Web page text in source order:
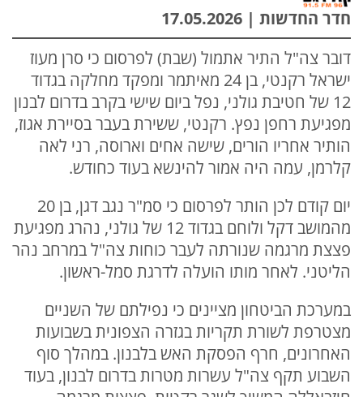
חדר החדשות | 17.05.2026
דובר צה"ל התיר אתמול (שבת) לפרסום כי סרן מעוז
ישראל רקנטי, בן 24 מאיתמר ומפקד מחלקה בגדוד
12 של חטיבת גולני, נפל ביום שישי בקרב בדרום לבנון
מפגיעת רחפן נפץ. רקנטי, ששירת בעבר בסיירת אגוז,
הותיר אחריו הורים, שישה אחים וארוסה, רני לאה
קלרמן, עמה היה אמור להינשא בעוד כחודש.
יום קודם לכן הותר לפרסום כי סמ"ר נגב דגן, בן 20
מהמושב דקל ולוחם בגדוד 12 של גולני, נהרג מפגיעת
פצצת מרגמה שנורתה לעבר כוחות צה"ל במרחב נהר
הליטני. לאחר מותו הועלה לדרגת סמל-ראשון.
במערכת הביטחון מציינים כי נפילתם של השניים
מצטרפת לשורת תקריות בגזרה הצפונית בשבועות
האחרונים, חרף הפסקת האש בלבנון. במהלך סוף
השבוע תקף צה"ל עשרות מטרות בדרום לבנון, בעוד